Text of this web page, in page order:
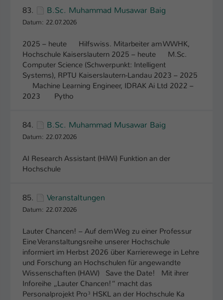
83. B.Sc. Muhammad Musawar Baig
Datum: 22.07.2026
2025 – heute Hilfswiss. Mitarbeiter am WWHK,
Hochschule Kaiserslautern 2025 – heute M.Sc.
Computer Science (Schwerpunkt: Intelligent
Systems), RPTU Kaiserslautern-Landau 2023 – 2025
Machine Learning Engineer, IDRAK Ai Ltd 2022 –
2023 Pytho
84. B.Sc. Muhammad Musawar Baig
Datum: 22.07.2026
AI Research Assistant (HiWi) Funktion an der
Hochschule
85. Veranstaltungen
Datum: 22.07.2026
Lauter Chancen! – Auf dem Weg zu einer Professur
Eine Veranstaltungsreihe unserer Hochschule
informiert im Herbst 2026 über Karrierewege in Lehre
und Forschung an Hochschulen für angewandte
Wissenschaften (HAW) Save the Date! Mit ihrer
Inforeihe „Lauter Chancen!“ macht das
Personalprojekt Pro³ HSKL an der Hochschule Ka
Zweck
generierte ID, für die historische
Speicherung Ihrer vorgenommen
Betreiber dies eingestellt hat.
Name fe_typo_user / PHPSESSID
Anbieter TYPO3
Laufzeit 1 Woche
Cookie von TYPO3. Es speichert im Fall
eines Intranet-Logins die Session-ID. So
Zugang zu geschützten Bereichen
gewährt.
Name be_typo_user
Anbieter TYPO3
Laufzeit 1 Tag